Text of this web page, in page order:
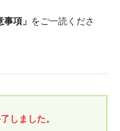
項」 をご一読くださ
しました。